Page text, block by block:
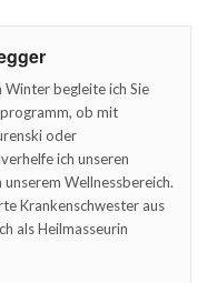
Winter begleite ich Sie
ob mit
oder
ich unseren
Wellnessbereich.
Krankenschwester aus
als Heilmasseurin